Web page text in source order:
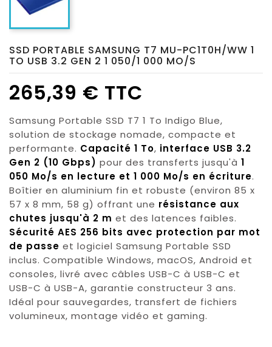
SSD PORTABLE SAMSUNG T7 MU-PC1T0H/WW 1
TO USB 3.2 GEN 2 1 050/1 000 MO/S
265,39 € TTC
Samsung Portable SSD T7 1 To Indigo Blue,
solution de stockage nomade, compacte et
performante. Capacité 1 To, interface USB 3.2
Gen 2 (10 Gbps) pour des transferts jusqu'à 1
050 Mo/s en lecture et 1 000 Mo/s en écriture.
Boîtier en aluminium fin et robuste (environ 85 x
57 x 8 mm, 58 g) offrant une résistance aux
chutes jusqu'à 2 m et des latences faibles.
Sécurité AES 256 bits avec protection par mot
de passe et logiciel Samsung Portable SSD
inclus. Compatible Windows, macOS, Android et
consoles, livré avec câbles USB-C à USB-C et
USB-C à USB-A, garantie constructeur 3 ans.
Idéal pour sauvegardes, transfert de fichiers
volumineux, montage vidéo et gaming.